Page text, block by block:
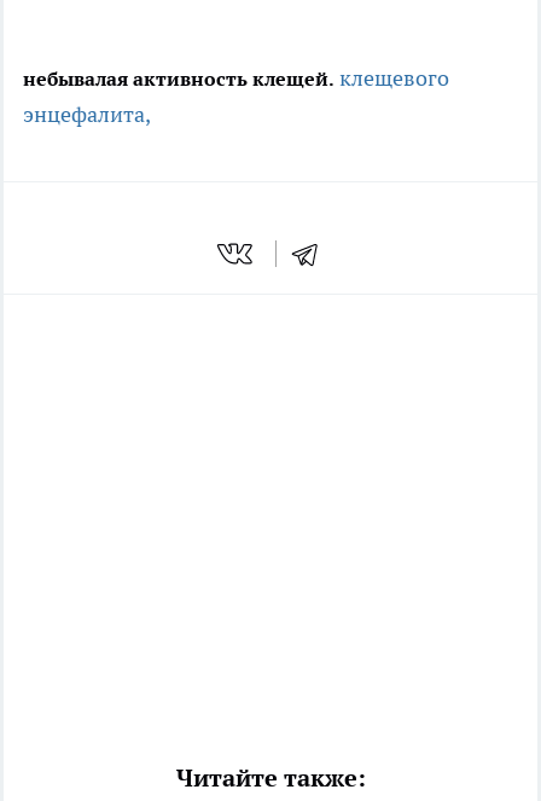
небывалая активность клещей. клещевого
энцефалита,
Читайте также: